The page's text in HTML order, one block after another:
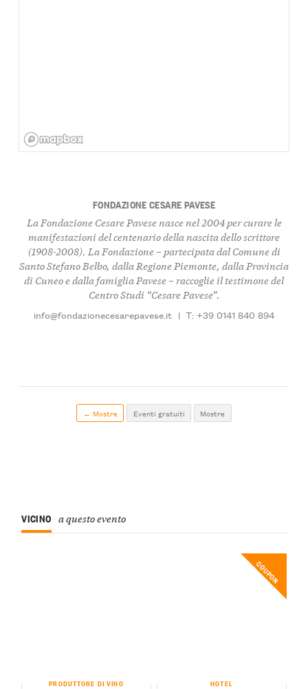
FONDAZIONE CESARE PAVESE
La Fondazione Cesare Pavese nasce nel 2004 per curare le
manifestazioni del centenario della nascita dello scrittore
(1908-2008). La Fondazione – partecipata dal Comune di
Santo Stefano Belbo, dalla Regione Piemonte, dalla Provincia
di Cuneo e dalla famiglia Pavese – raccoglie il testimone del
Centro Studi “Cesare Pavese”.
info@fondazionecesarepavese.it | T: +39 0141 840 894
← Mostre Eventi gratuiti Mostre
VICINO a questo evento
PRODUTTORE DI VINO
COUPON
HOTEL